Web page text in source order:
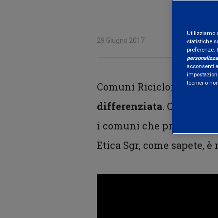
29 Giugno 2017
Comuni Ricicloni 2017.
differenziata. Questa è
i comuni che producono
Etica Sgr, come sapete,
Utilizziamo
statistiche
preferenze.
personalizza
acconsenti
tecnici o